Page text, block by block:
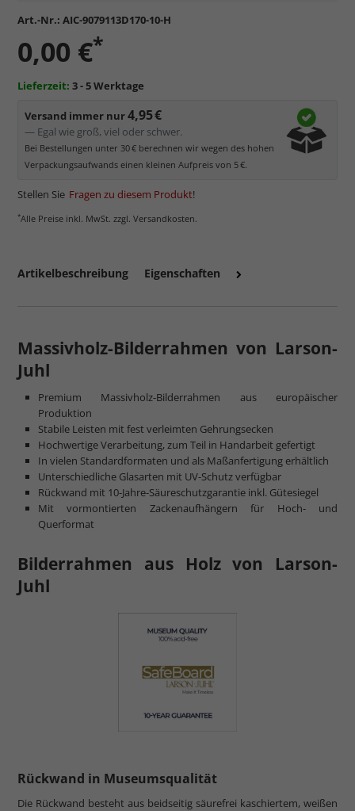
Art.-Nr.: AIC-9079113D170-10-H
0,00 €*
Lieferzeit: 3 - 5 Werktage
Versand immer nur4,95 €
— Egal wie groß, viel oder schwer.
Bei Bestellungen unter 30 € berechnen wir wegen des hohen
Verpackungsaufwands einen kleinen Aufpreis von 5 €.
Stellen Sie Fragen zu diesem Produkt!
*Alle Preise inkl. MwSt. zzgl. Versandkosten.
Artikelbeschreibung Eigenschaften
Massivholz-Bilderrahmen von Larson-
Juhl
Premium Massivholz-Bilderrahmen aus europäischer
Produktion
Stabile Leisten mit fest verleimten Gehrungsecken
Hochwertige Verarbeitung, zum Teil in Handarbeit gefertigt
In vielen Standardformaten und als Maßanfertigung erhältlich
Unterschiedliche Glasarten mit UV-Schutz verfügbar
Rückwand mit 10-Jahre-Säureschutzgarantie inkl. Gütesiegel
Mit vormontierten Zackenaufhängern für Hoch- und
Querformat
Bilderrahmen aus Holz von Larson-
Juhl
Rückwand in Museumsqualität
Die Rückwand besteht aus beidseitig säurefrei kaschiertem, weißen